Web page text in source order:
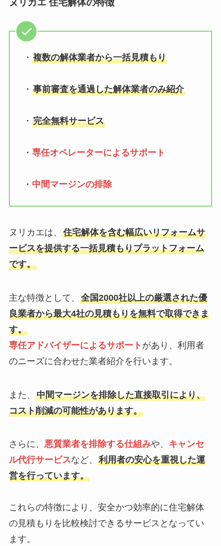
・ 複数の解体業者から一括見積もり
・ 事前審査を通過した解体業者のみ紹介
・ 完全無料サービス
・ 専任オペレーターによるサポート
・ 中間マージンの排除
ヌリカエは、 住宅解体を含む幅広いリフォームサ
ービスを提供する一括見積もりプラットフォーム
です。
主な特徴として、 全国2000社以上の厳選された優
良業者から最大4社の見積もりを無料で取得できま
す。
専任アドバイザーによるサポート があり、利用者
のニーズに合わせた業者紹介を行います。
また、 中間マージンを排除した直接取引により、
コスト削減の可能性があります。
さらに、 悪質業者を排除する仕組みや、 キャンセ
ル代行サービスなど、 利用者の安心を重視した運
営を行っています。
これらの特徴により、安全かつ効率的に住宅解体
の見積もりを比較検討できるサービスとなってい
ます。